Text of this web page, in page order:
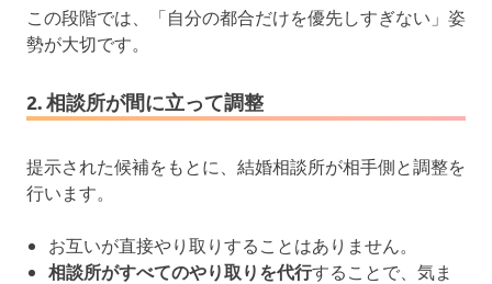
この段階では、「自分の都合だけを優先しすぎない」姿
勢が大切です。
2. 相談所が間に立って調整
提示された候補をもとに、結婚相談所が相手側と調整を
行います。
お互いが直接やり取りすることはありません。
相談所がすべてのやり取りを代行することで、気ま